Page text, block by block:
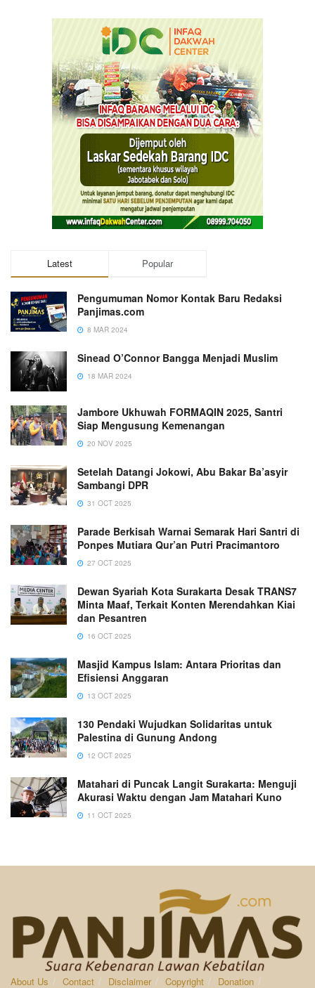
Latest Popular
Pengumuman Nomor Kontak Baru Redaksi
Panjimas.com
8 MAR 2024
Sinead O’Connor Bangga Menjadi Muslim
18 MAR 2024
Jambore Ukhuwah FORMAQIN 2025, Santri
Siap Mengusung Kemenangan
20 NOV 2025
Setelah Datangi Jokowi, Abu Bakar Ba’asyir
Sambangi DPR
31 OCT 2025
Parade Berkisah Warnai Semarak Hari Santri di
Ponpes Mutiara Qur’an Putri Pracimantoro
27 OCT 2025
Dewan Syariah Kota Surakarta Desak TRANS7
Minta Maaf, Terkait Konten Merendahkan Kiai
dan Pesantren
16 OCT 2025
Masjid Kampus Islam: Antara Prioritas dan
Efisiensi Anggaran
13 OCT 2025
130 Pendaki Wujudkan Solidaritas untuk
Palestina di Gunung Andong
12 OCT 2025
Matahari di Puncak Langit Surakarta: Menguji
Akurasi Waktu dengan Jam Matahari Kuno
11 OCT 2025
About Us Contact Disclaimer Copyright Donation